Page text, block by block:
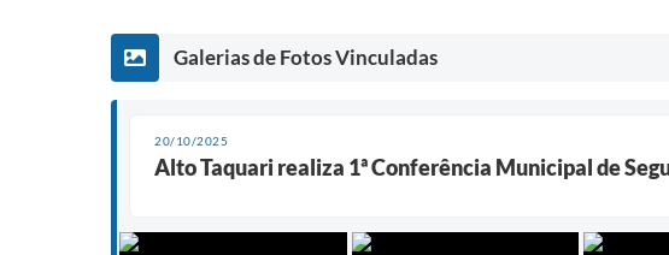
Galerias de Fotos Vinculadas
20/10/2025
Alto Taquari realiza 1ª Conferência Municipal de